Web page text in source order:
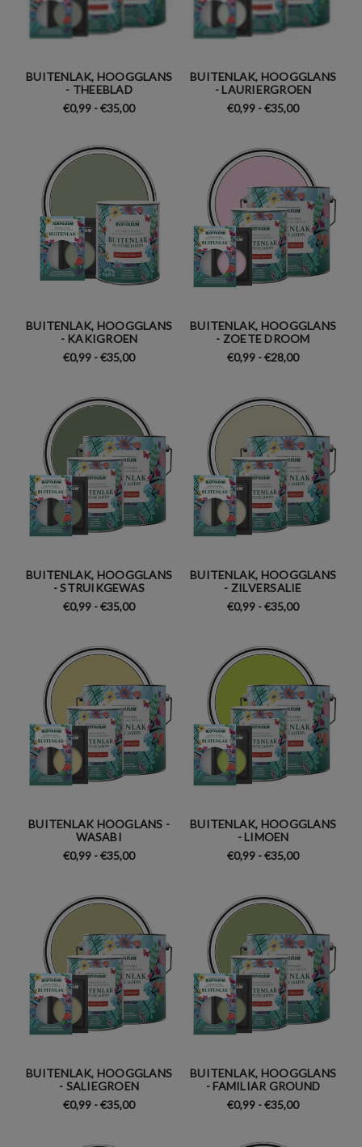
BUITENLAK, HOOGGLANS
- THEEBLAD
€0,99 - €35,00
BUITENLAK, HOOGGLANS
- LAURIERGROEN
€0,99 - €35,00
BUITENLAK, HOOGGLANS
- KAKIGROEN
€0,99 - €35,00
BUITENLAK, HOOGGLANS
- ZOETE DROOM
€0,99 - €28,00
BUITENLAK, HOOGGLANS
- STRUIKGEWAS
€0,99 - €35,00
BUITENLAK, HOOGGLANS
- ZILVERSALIE
€0,99 - €35,00
BUITENLAK HOOGLANS -
WASABI
€0,99 - €35,00
BUITENLAK, HOOGGLANS
- LIMOEN
€0,99 - €35,00
BUITENLAK, HOOGGLANS
- SALIEGROEN
€0,99 - €35,00
BUITENLAK, HOOGGLANS
- FAMILIAR GROUND
€0,99 - €35,00